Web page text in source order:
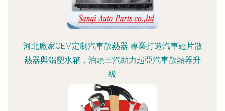
河北廠家OEM定制汽車散熱器 專業打造汽車翅片散
熱器與鋁塑水箱，泊頭三汽助力起亞汽車散熱器升
級